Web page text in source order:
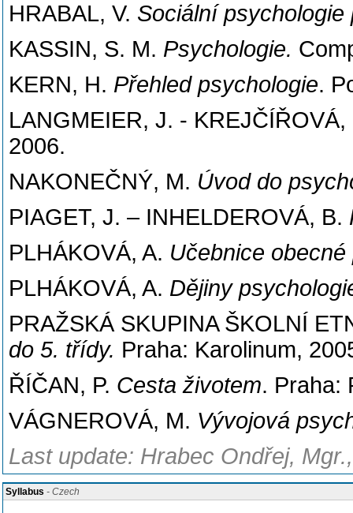
HRABAL, V. Sociální psychologie
KASSIN, S. M. Psychologie.
KERN, H. Přehled psychologie.
LANGMEIER, J. -
2006.
NAKONEČNÝ, M. Úvod do
PIAGET, J. – INHELDEROVÁ, B.
PLHÁKOVÁ, A. Učebnice
PLHÁKOVÁ, A. Dějiny
PRAŽSKÁ SKUPINA ŠKOLNÍ
do 5. třídy. Praha: Karolinum,
ŘÍČAN, P. Cesta životem. Praha:
VÁGNEROVÁ, M. Vývojová
Last update: Hrabec Ondřej,
Syllabus - Czech